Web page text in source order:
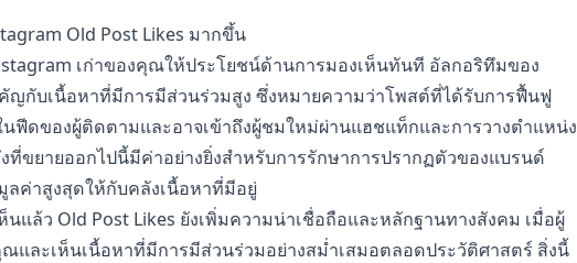
Old Post Likes มากขึ้น
เก่าของคุณให้ประโยชน์ด้านการมองเห็นทันที อัลกอริทึมของ
กับเนื้อหาที่มีการมีส่วนร่วมสูง ซึ่งหมายความว่าโพสต์ที่ได้รับการฟื้นฟู
ฟีดของผู้ติดตามและอาจเข้าถึงผู้ชมใหม่ผ่านแฮชแท็กและการวางตำแหน่ง
ที่ขยายออกไปนี้มีค่าอย่างยิ่งสำหรับการรักษาการปรากฏตัวของแบรนด์
ลค่าสูงสุดให้กับคลังเนื้อหาที่มีอยู่
นแล้ว Old Post Likes ยังเพิ่มความน่าเชื่อถือและหลักฐานทางสังคม เมื่อผู้
และเห็นเนื้อหาที่มีการมีส่วนร่วมอย่างสม่ำเสมอตลอดประวัติศาสตร์ สิ่งนี้